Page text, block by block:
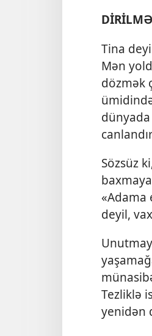
Tina
Mən
dözmək
Sözsüz
«Adama
deyil,
Tezliklə
yenidən